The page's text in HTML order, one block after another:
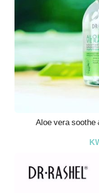
Aloe vera soothe